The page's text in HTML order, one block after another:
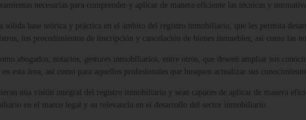
necesarias para comprender y aplicar de manera eficiente las técnicas y
base teórica y práctica en el ámbito del registro inmobiliario, que les permita
los procedimientos de inscripción y cancelación de bienes inmuebles, así como las
abogados, notarios, gestores inmobiliarios, entre otros, que deseen ampliar sus
esta área, así como para aquellos profesionales que busquen actualizar sus
una visión integral del registro inmobiliario y sean capaces de aplicar de manera
en el marco legal y su relevancia en el desarrollo del sector inmobiliario.